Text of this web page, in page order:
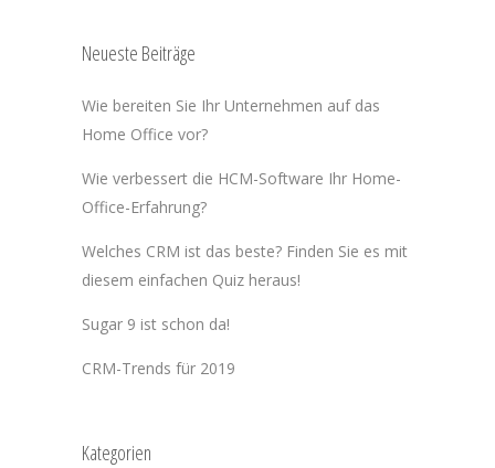
Neueste Beiträge
Wie bereiten Sie Ihr Unternehmen auf das
Home Office vor?
Wie verbessert die HCM-Software Ihr Home-
Office-Erfahrung?
Welches CRM ist das beste? Finden Sie es mit
diesem einfachen Quiz heraus!
Sugar 9 ist schon da!
CRM-Trends für 2019
Kategorien